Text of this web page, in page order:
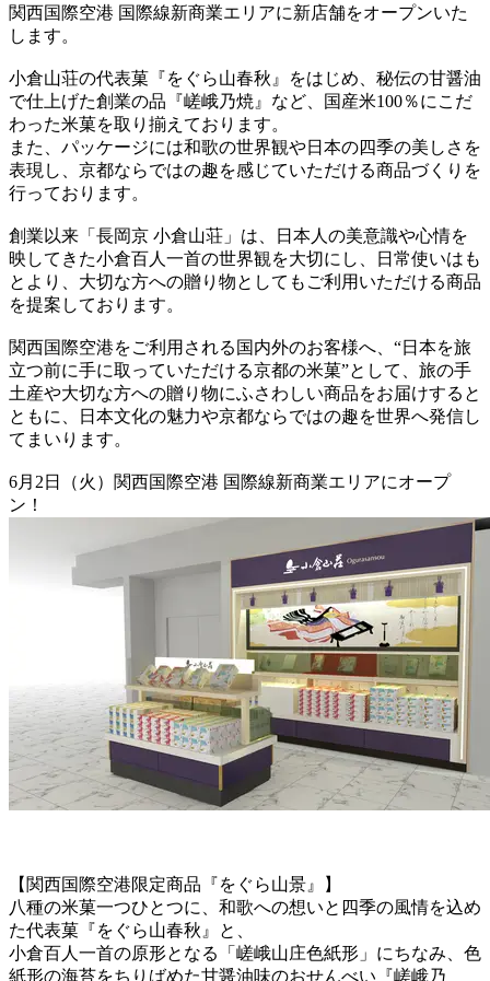
関西国際空港 国際線新商業エリアに新店舗をオープンいた
します。
小倉山荘の代表菓『をぐら山春秋』をはじめ、秘伝の甘醤油
で仕上げた創業の品『嵯峨乃焼』など、国産米100％にこだ
わった米菓を取り揃えております。
また、パッケージには和歌の世界観や日本の四季の美しさを
表現し、京都ならではの趣を感じていただける商品づくりを
行っております。
創業以来「長岡京 小倉山荘」は、日本人の美意識や心情を
映してきた小倉百人一首の世界観を大切にし、日常使いはも
とより、大切な方への贈り物としてもご利用いただける商品
を提案しております。
関西国際空港をご利用される国内外のお客様へ、“日本を旅
立つ前に手に取っていただける京都の米菓”として、旅の手
土産や大切な方への贈り物にふさわしい商品をお届けすると
ともに、日本文化の魅力や京都ならではの趣を世界へ発信し
てまいります。
6月2日（火）関西国際空港 国際線新商業エリアにオープ
ン！
【関西国際空港限定商品『をぐら山景』】
八種の米菓一つひとつに、和歌への想いと四季の風情を込め
た代表菓『をぐら山春秋』と、
小倉百人一首の原形となる「嵯峨山庄色紙形」にちなみ、色
紙形の海苔をちりばめた甘醤油味のおせんべい『嵯峨乃